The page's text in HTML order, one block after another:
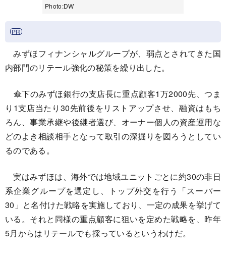
Photo:DW
みずほフィナンシャルグループが、弱点とされてきた国
内部門のリテール強化の秘策を繰り出した。
傘下のみずほ銀行の支店長に重点顧客1万2000先、つま
り1支店当たり30先前後をリストアップさせ、融資はもち
ろん、事業承継や後継者選び、オーナー個人の資産運用な
どのよき相談相手となって取引の深掘りを図ろうとしてい
るのである。
実はみずほは、海外では地域ユニットごとに約30の非日
系企業グループを選定し、トップ外交を行う「スーパー
30」と名付けた戦略を実施しており、一定の成果を挙げて
いる。それと同様の重点顧客に狙いを定めた戦略を、昨年
5月からはリテールでも採っているというわけだ。